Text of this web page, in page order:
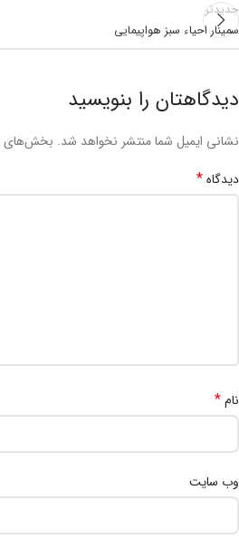
جدیدتر
سمینار احیاء سبز هواپیمایی
دیدگاهتان را بنویسید
نشانی ایمیل شما منتشر نخواهد شد. بخش‌های
دیدگاه*
نام*
وب‌ سایت